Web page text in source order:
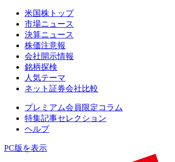
米国株トップ
市場ニュース
決算ニュース
株価注意報
会社開示情報
銘柄探検
人気テーマ
ネット証券会社比較
プレミアム会員限定コラム
特集記事セレクション
ヘルプ
PC版を表示